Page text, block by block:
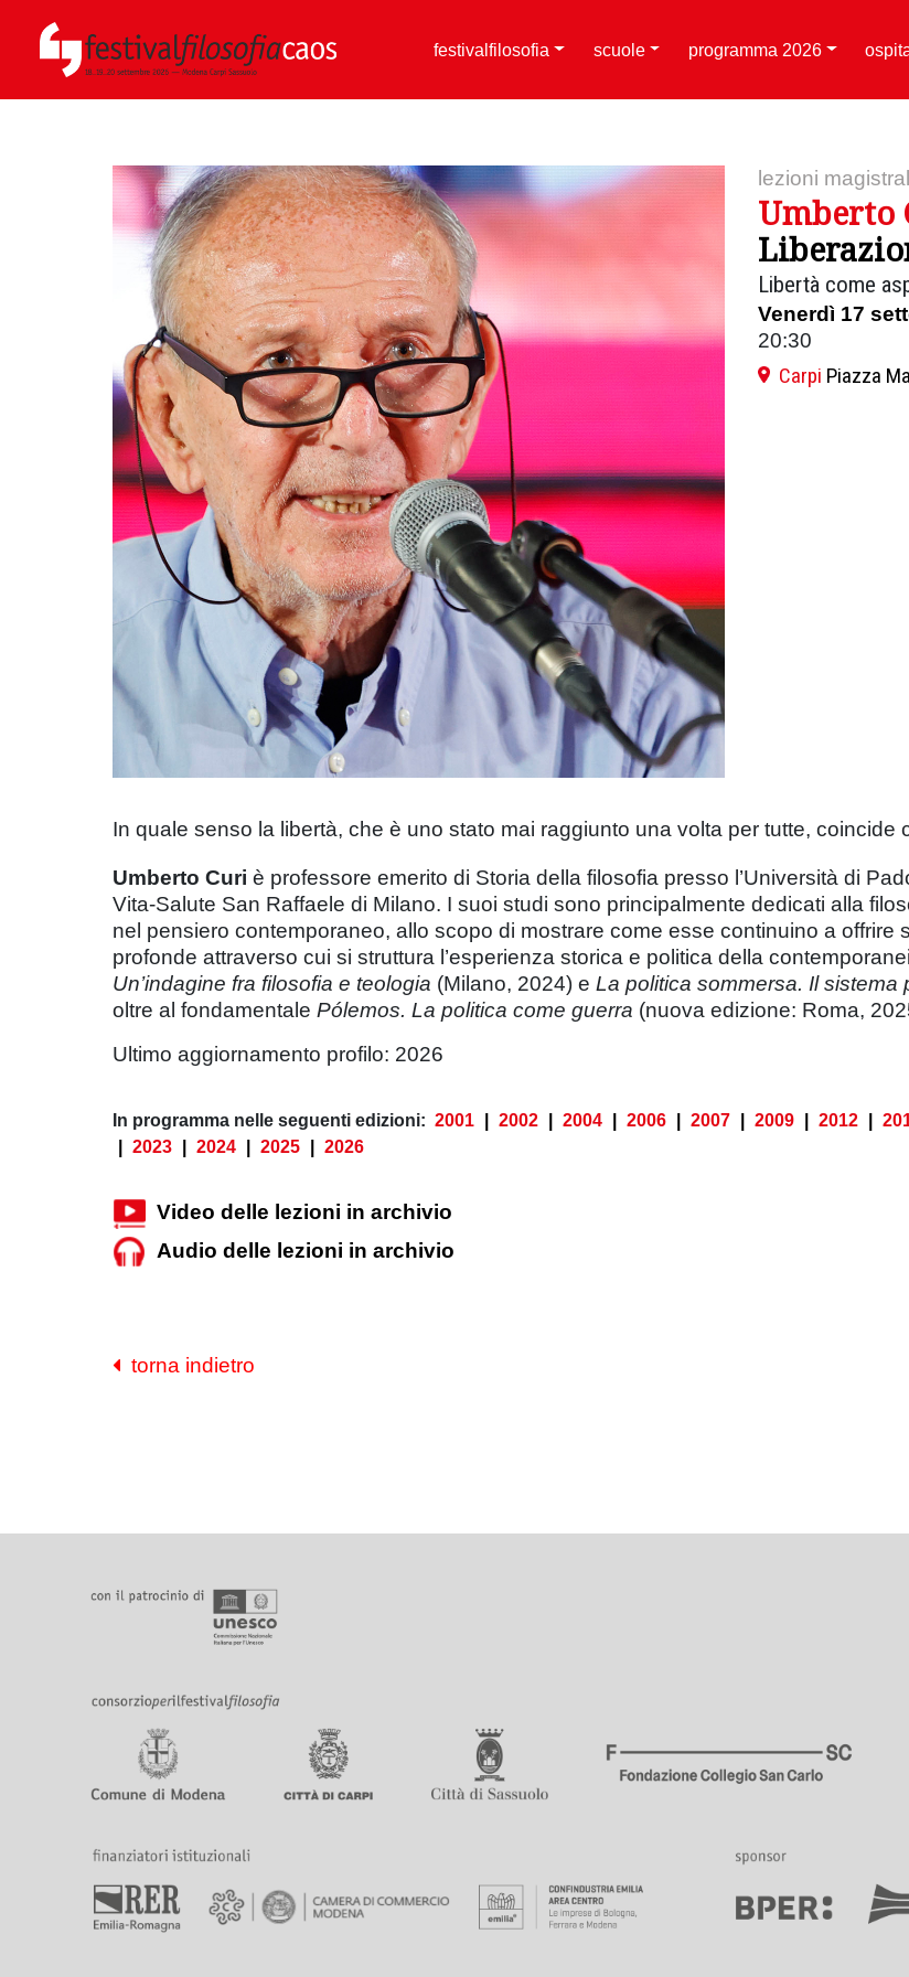
festivalfilosofia scuole programma 2026
lezioni
Umberto
Libertà come
Venerdì 17
20:30
Carpi Piazza
In quale senso la libertà, che è uno stato mai raggiunto una volta per tutte, coincide
Umberto Curi è professore emerito di Storia della filosofia presso l’Università di
Vita-Salute San Raffaele di Milano. I suoi studi sono principalmente dedicati alla
nel pensiero contemporaneo, allo scopo di mostrare come esse continuino a offrire
profonde attraverso cui si struttura l’esperienza storica e politica della
Un’indagine fra filosofia e teologia (Milano, 2024) e La politica sommersa. Il
oltre al fondamentale Pólemos. La politica come guerra (nuova edizione: Roma,
Ultimo aggiornamento profilo: 2026
In programma nelle seguenti edizioni: 2001 2002 2004 2006 2007 2009 2012
2023 2024 2025 2026
Video delle lezioni in archivio
Audio delle lezioni in archivio
torna indietro